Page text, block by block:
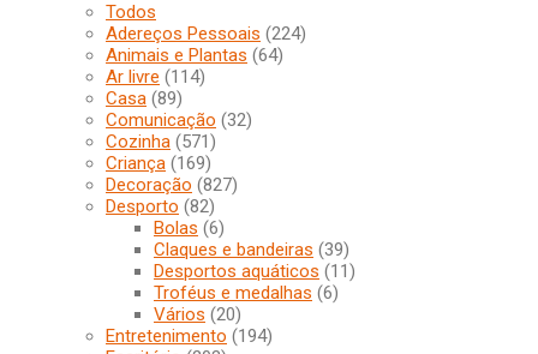
Todos
Adereços Pessoais (224)
Animais e Plantas (64)
Ar livre (114)
Casa (89)
Comunicação (32)
Cozinha (571)
Criança (169)
Decoração (827)
Desporto (82)
Bolas (6)
Claques e bandeiras (39)
Desportos aquáticos (11)
Troféus e medalhas (6)
Vários (20)
Entretenimento (194)